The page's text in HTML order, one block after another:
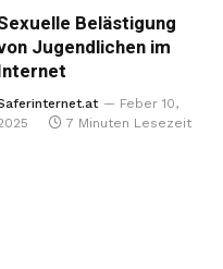
Belästigung
Jugendlichen im
Feber 10,
7 Minuten Lesezeit